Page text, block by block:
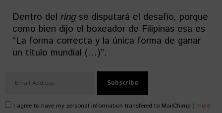
Dentro del ring se disputará el desafío, porque
como bien dijo el boxeador de Filipinas esa es
“La forma correcta y la única forma de ganar
un título mundial (…)”.
I agree to have my personal information transfered to MailChimp ( more